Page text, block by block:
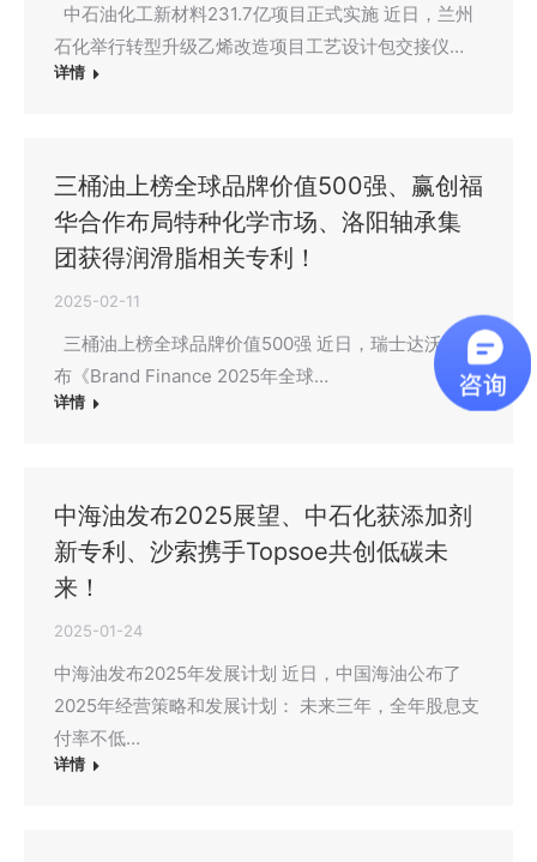
中石油化工新材料231.7亿项目正式实施 近日，兰州
石化举行转型升级乙烯改造项目工艺设计包交接仪…
详情
三桶油上榜全球品牌价值500强、赢创福
华合作布局特种化学市场、洛阳轴承集
团获得润滑脂相关专利！
2025-02-11
三桶油上榜全球品牌价值500强 近日，瑞士达沃斯发
布《Brand Finance 2025年全球…
详情
中海油发布2025展望、中石化获添加剂
新专利、沙索携手Topsoe共创低碳未
来！
2025-01-24
中海油发布2025年发展计划 近日，中国海油公布了
2025年经营策略和发展计划： 未来三年，全年股息支
付率不低…
详情